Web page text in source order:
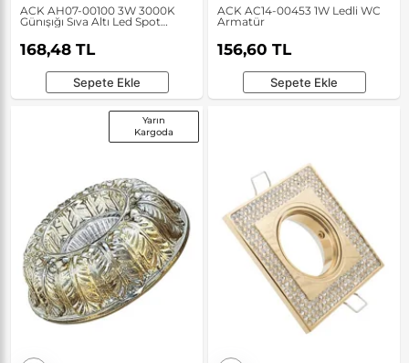
ACK AH07-00100 3W 3000K
Günışığı Sıva Altı Led Spot
168,48 TL
Sepete Ekle
ACK AC14-00453 1W Ledli WC
Armatür
156,60 TL
Sepete Ekle
Yarın
Kargoda